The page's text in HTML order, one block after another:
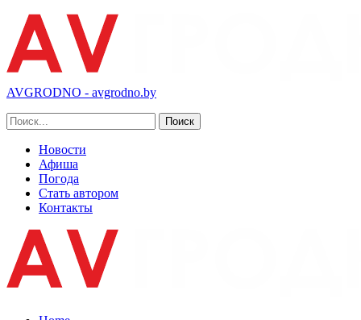
AVGRODNO - avgrodno.by
Новости
Афиша
Погода
Стать автором
Контакты